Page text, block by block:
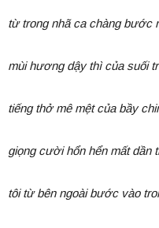
từ trong nhã ca chàng bước
mùi hương dậy thì của suối
tiếng thở mê mệt của bầy
giọng cười hổn hển mất dần
tôi từ bên ngoài bước vào